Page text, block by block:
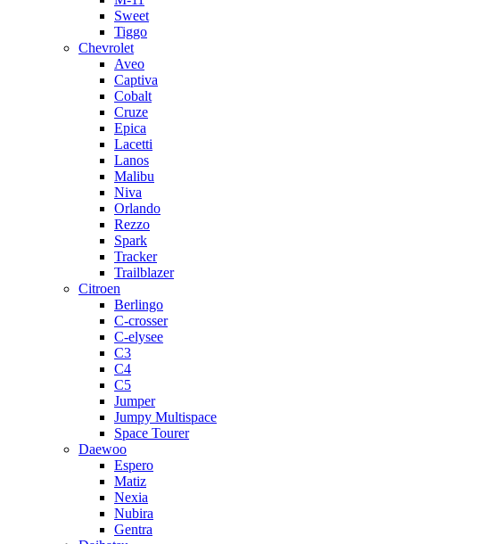
Sweet
Tiggo
Chevrolet
Aveo
Captiva
Cobalt
Cruze
Epica
Lacetti
Lanos
Malibu
Niva
Orlando
Rezzo
Spark
Tracker
Trailblazer
Citroen
Berlingo
C-crosser
C-elysee
C3
C4
C5
Jumper
Jumpy Multispace
Space Tourer
Daewoo
Espero
Matiz
Nexia
Nubira
Gentra